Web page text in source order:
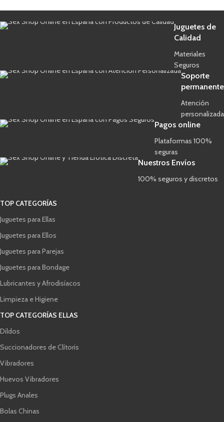
Juguetes de
Calidad
Materiales
Seguros
Soporte
permanente
Atención
personalizada
Pagos online
Plataformas 100%
seguras
Nuestros Envíos
100% seguros y discretos
TOP CATEGORÍAS
Juguetes para Ellas
Juguetes para Ellos
Juguetes para Parejas
Juguetes para Bondage
Lubricantes y Afrodisíacos
Limpieza e Higiene
TOP CATEGORÍAS ELLAS
Dildos
Succionadores de Clítoris
Vibradores
Huevos Vibradores
Plugs Anales
Bolas Chinas